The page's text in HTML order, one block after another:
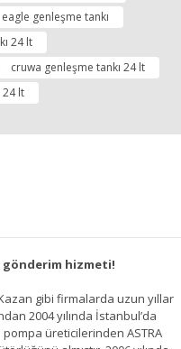
eagle genleşme tankı
24 lt
cruwa genleşme tankı 24 lt
24 lt
gönderim hizmeti!
gibi firmalarda uzun yıllar
2004 yılında İstanbul’da
pompa üreticilerinden ASTRA